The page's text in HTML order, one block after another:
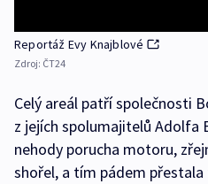
Reportáž Evy Knajblové
Zdroj: ČT24
Celý areál patří společnosti
z jejích spolumajitelů Adolfa
nehody porucha motoru,
shořel, a tím pádem